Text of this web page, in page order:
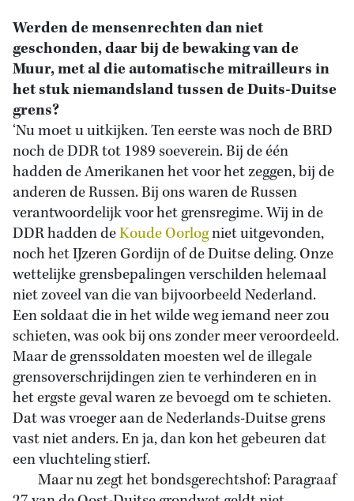
Werden de mensenrechten dan niet
geschonden, daar bij de bewaking van de
Muur, met al die automatische mitrailleurs in
het stuk niemandsland tussen de Duits-Duitse
grens?
‘Nu moet u uitkijken. Ten eerste was noch de BRD
noch de DDR tot 1989 soeverein. Bij de één
hadden de Amerikanen het voor het zeggen, bij de
anderen de Russen. Bij ons waren de Russen
verantwoordelijk voor het grensregime. Wij in de
DDR hadden deKoude Oorlogniet uitgevonden,
noch het IJzeren Gordijn of de Duitse deling. Onze
wettelijke grensbepalingen verschilden helemaal
niet zoveel van die van bijvoorbeeld Nederland.
Een soldaat die in het wilde weg iemand neer zou
schieten, was ook bij ons zonder meer veroordeeld.
Maar de grenssoldaten moesten wel de illegale
grensoverschrijdingen zien te verhinderen en in
het ergste geval waren ze bevoegd om te schieten.
Dat was vroeger aan de Nederlands-Duitse grens
vast niet anders. En ja, dan kon het gebeuren dat
een vluchteling stierf.
Maar nu zegt het bondsgerechtshof: Paragraaf